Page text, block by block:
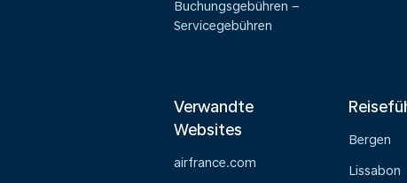
Buchungsgebühren –
Servicegebühren
Verwandte
Websites
airfrance.com
Bergen
Lissabon